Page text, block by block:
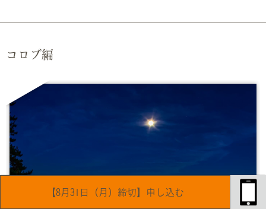
【8月31日（月）締切】申し込む
コロブ編